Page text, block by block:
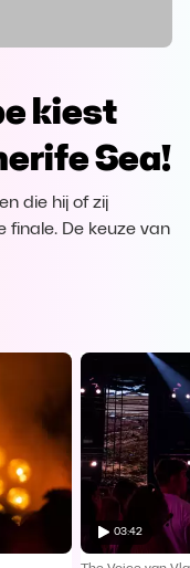
Download
Download
kiest
Sea!
die hij of zij
finale. De keuze van
03:42